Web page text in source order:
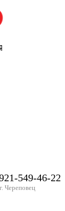
549-46-22
г. Череповец